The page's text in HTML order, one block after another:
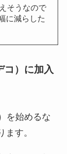
そうなので
に減らした
コ）に加入
を始めるな
す。